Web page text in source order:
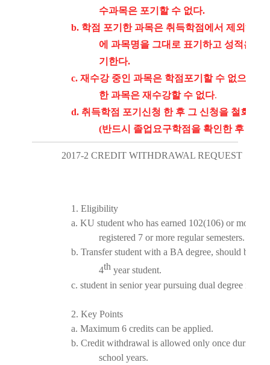
수과목은 포기할 수 없다.
b. 학점 포기한 과목은 취득학점에서 제외하되
에 과목명을 그대로 표기하고 성적은
기한다.
c. 재수강 중인 과목은 학점포기할 수 없으며
한 과목은 재수강할 수 없다.
d. 취득학점 포기신청 한 후 그 신청을 철회할
(반드시 졸업요구학점을 확인한 후 신청
2017-2 CREDIT WITHDRAWAL REQUEST
1. Eligibility
a. KU student who has earned 102(106) or more
registered 7 or more regular semesters.
b. Transfer student with a BA degree, should be
4th year student.
c. student in senior year pursuing dual degree is not
2. Key Points
a. Maximum 6 credits can be applied.
b. Credit withdrawal is allowed only once during
school years.